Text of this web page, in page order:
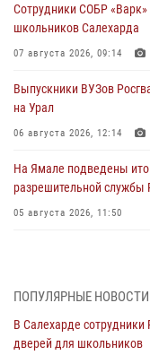
Сотрудники СОБР «Варк»
школьников Салехарда
07 августа 2026, 09:14
Выпускники ВУЗов
на Урал
06 августа 2026, 12:14
На Ямале подведены
разрешительной службы
05 августа 2026, 11:50
03 августа 2026, 07:21 2
Генерал-полковник
молодёжном
ПОПУЛЯРНЫЕ НОВОСТИ
В Салехарде
дверей для школьников